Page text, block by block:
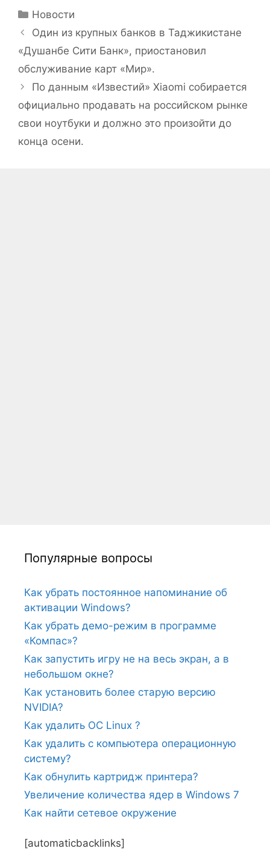
Рубрики
Новости
Один из крупных банков в Таджикистане
«Душанбе Сити Банк», приостановил
обслуживание карт «Мир».
По данным «Известий» Xiaomi собирается
официально продавать на российском рынке
свои ноутбуки и должно это произойти до
конца осени.
Популярные вопросы
Как убрать постоянное напоминание об
активации Windows?
Как убрать демо-режим в программе
«Компас»?
Как запустить игру не на весь экран, а в
небольшом окне?
Как установить более старую версию
NVIDIA?
Как удалить ОС Linux ?
Как удалить с компьютера операционную
систему?
Как обнулить картридж принтера?
Увеличение количества ядер в Windows 7
Как найти сетевое окружение
[automaticbacklinks]